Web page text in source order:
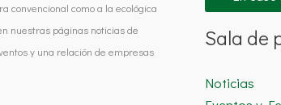
convencional como a la ecológica
nuestras páginas noticias de
y una relación de empresas
Sala de
Noticias